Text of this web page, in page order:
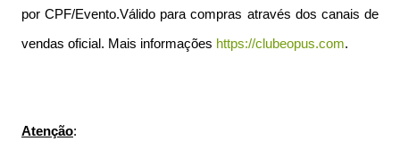
por CPF/Evento.Válido para compras através dos canais de
vendas oficial. Mais informações https://clubeopus.com.
Atenção: